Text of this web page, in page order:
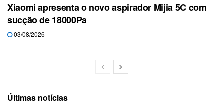
Xiaomi apresenta o novo aspirador Mijia 5C com
sucção de 18000Pa
03/08/2026
Últimas notícias